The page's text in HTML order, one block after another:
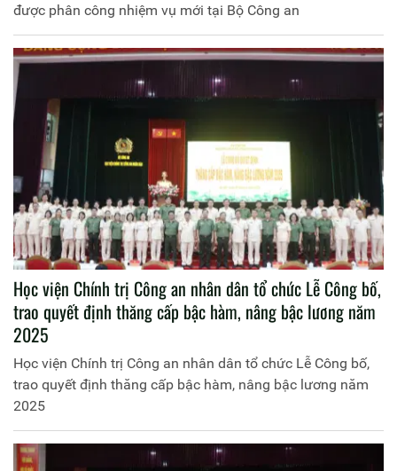
được phân công nhiệm vụ mới tại Bộ Công an
Học viện Chính trị Công an nhân dân tổ chức Lễ Công bố,
trao quyết định thăng cấp bậc hàm, nâng bậc lương năm
2025
Học viện Chính trị Công an nhân dân tổ chức Lễ Công bố,
trao quyết định thăng cấp bậc hàm, nâng bậc lương năm
2025